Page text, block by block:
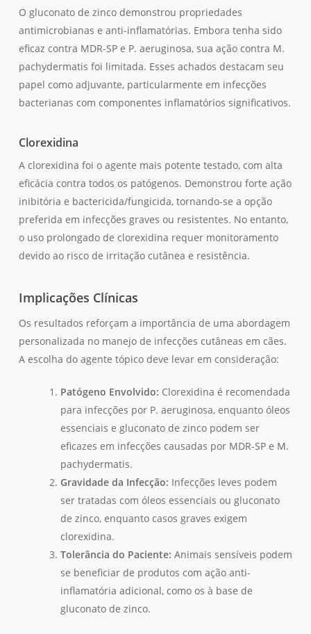
O gluconato de zinco demonstrou propriedades
antimicrobianas e anti-inflamatórias. Embora tenha sido
eficaz contra MDR-SP e P. aeruginosa, sua ação contra M.
pachydermatis foi limitada. Esses achados destacam seu
papel como adjuvante, particularmente em infecções
bacterianas com componentes inflamatórios significativos.
Clorexidina
A clorexidina foi o agente mais potente testado, com alta
eficácia contra todos os patógenos. Demonstrou forte ação
inibitória e bactericida/fungicida, tornando-se a opção
preferida em infecções graves ou resistentes. No entanto,
o uso prolongado de clorexidina requer monitoramento
devido ao risco de irritação cutânea e resistência.
Implicações Clínicas
Os resultados reforçam a importância de uma abordagem
personalizada no manejo de infecções cutâneas em cães.
A escolha do agente tópico deve levar em consideração:
Patógeno Envolvido: Clorexidina é recomendada
para infecções por P. aeruginosa, enquanto óleos
essenciais e gluconato de zinco podem ser
eficazes em infecções causadas por MDR-SP e M.
pachydermatis.
Gravidade da Infecção: Infecções leves podem
ser tratadas com óleos essenciais ou gluconato
de zinco, enquanto casos graves exigem
clorexidina.
Tolerância do Paciente: Animais sensíveis podem
se beneficiar de produtos com ação anti-
inflamatória adicional, como os à base de
gluconato de zinco.